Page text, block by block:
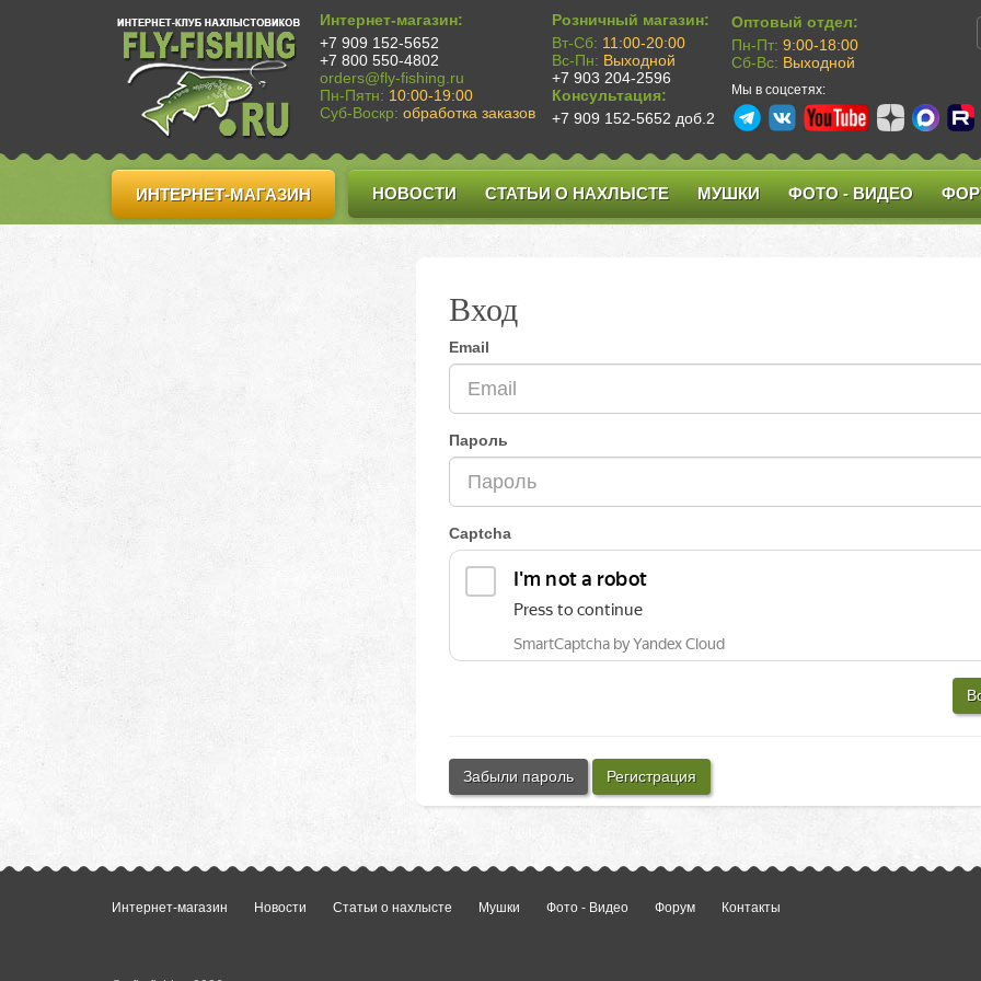
Интернет-магазин:
+7 909 152-5652
+7 800 550-4802
orders@fly-fishing.ru
Пн-Пятн: 10:00-19:00
Суб-Воскр: обработка заказов
Розничный магазин:
Вт-Сб: 11:00-20:00
Вс-Пн: Выходной
+7 903 204-2596
Консультация:
+7 909 152-5652 доб.2
Оптовый отдел:
Пн-Пт: 9:00-18:00
Сб-Вс: Выходной
Мы в соцсетях:
ИНТЕРНЕТ-МАГАЗИН НОВОСТИ СТАТЬИ О НАХЛЫСТЕ МУШКИ ФОТО - ВИДЕО
Вход
Email
Пароль
Captcha
Забыли пароль Регистрация
Интернет-магазин Новости Статьи о нахлысте Мушки Фото - Видео Форум Контакты